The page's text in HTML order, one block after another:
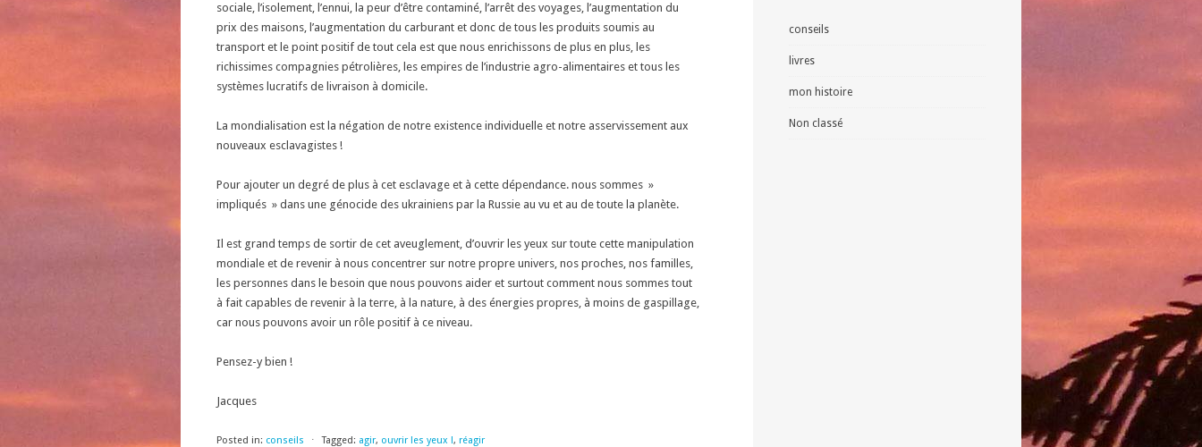
sociale, l’isolement, l’ennui, la peur d’être contaminé, l’arrêt des voyages, l’augmentation du
prix des maisons, l’augmentation du carburant et donc de tous les produits soumis au
transport et le point positif de tout cela est que nous enrichissons de plus en plus, les
richissimes compagnies pétrolières, les empires de l’industrie agro-alimentaires et tous les
systèmes lucratifs de livraison à domicile.
La mondialisation est la négation de notre existence individuelle et notre asservissement aux
nouveaux esclavagistes !
Pour ajouter un degré de plus à cet esclavage et à cette dépendance. nous sommes »
impliqués » dans une génocide des ukrainiens par la Russie au vu et au de toute la planète.
Il est grand temps de sortir de cet aveuglement, d’ouvrir les yeux sur toute cette manipulation
mondiale et de revenir à nous concentrer sur notre propre univers, nos proches, nos familles,
les personnes dans le besoin que nous pouvons aider et surtout comment nous sommes tout
à fait capables de revenir à la terre, à la nature, à des énergies propres, à moins de gaspillage,
car nous pouvons avoir un rôle positif à ce niveau.
Pensez-y bien !
Jacques
Posted in: conseils ⋅ Tagged: agir, ouvrir les yeux !, réagir
conseils
livres
mon histoire
Non classé